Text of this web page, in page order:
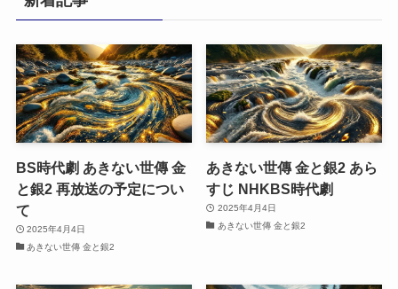
ー
BS時代劇 あきない世傳 金
と銀2 再放送の予定につい
て
2025年4月4日
あきない世傳 金と銀2
あきない世傳 金と銀2 あら
すじ NHKBS時代劇
2025年4月4日
あきない世傳 金と銀2